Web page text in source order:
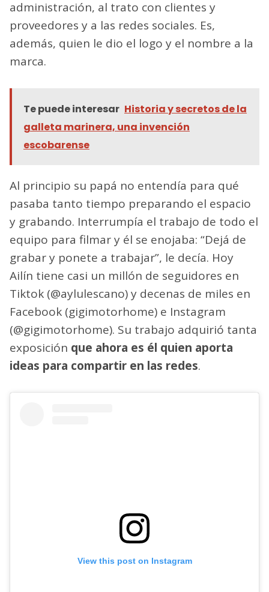
administración, al trato con clientes y
proveedores y a las redes sociales. Es,
además, quien le dio el logo y el nombre a la
marca.
Te puede interesar Historia y secretos de la
galleta marinera, una invención
escobarense
Al principio su papá no entendía para qué
pasaba tanto tiempo preparando el espacio
y grabando. Interrumpía el trabajo de todo el
equipo para filmar y él se enojaba: “Dejá de
grabar y ponete a trabajar”, le decía. Hoy
Ailín tiene casi un millón de seguidores en
Tiktok (@aylulescano) y decenas de miles en
Facebook (gigimotorhome) e Instagram
(@gigimotorhome). Su trabajo adquirió tanta
exposición que ahora es él quien aporta
ideas para compartir en las redes.
View this post on Instagram